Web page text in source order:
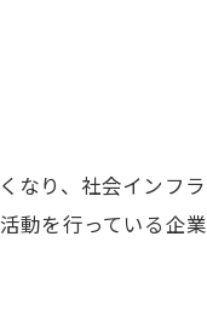
なり、社会インフ
動を行っている企